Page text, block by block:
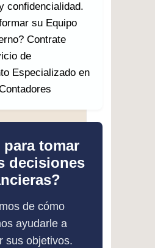
confidencialidad.
su Equipo
Contrate
de
Especializado en
tomar
decisiones
de cómo
ayudarle a
sus objetivos.